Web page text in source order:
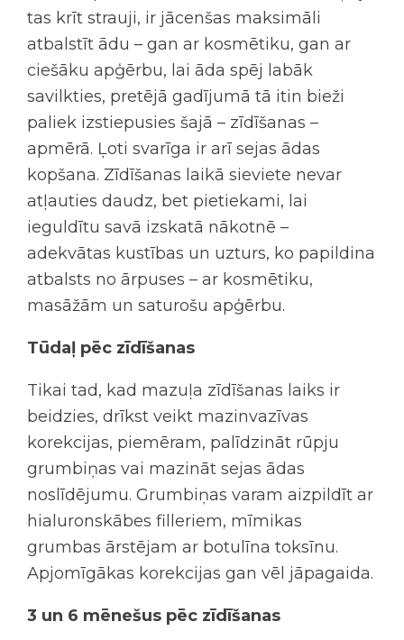
tas krīt strauji, ir jācenšas maksimāli
atbalstīt ādu – gan ar kosmētiku, gan ar
ciešāku apģērbu, lai āda spēj labāk
savilkties, pretējā gadījumā tā itin bieži
paliek izstiepusies šajā – zīdīšanas –
apmērā. Ļoti svarīga ir arī sejas ādas
kopšana. Zīdīšanas laikā sieviete nevar
atļauties daudz, bet pietiekami, lai
ieguldītu savā izskatā nākotnē –
adekvātas kustības un uzturs, ko papildina
atbalsts no ārpuses – ar kosmētiku,
masāžām un saturošu apģērbu.
Tūdaļ pēc zīdīšanas
Tikai tad, kad mazuļa zīdīšanas laiks ir
beidzies, drīkst veikt mazinvazīvas
korekcijas, piemēram, palīdzināt rūpju
grumbiņas vai mazināt sejas ādas
noslīdējumu. Grumbiņas varam aizpildīt ar
hialuronskābes filleriem, mīmikas
grumbas ārstējam ar botulīna toksīnu.
Apjomīgākas korekcijas gan vēl jāpagaida.
3 un 6 mēnešus pēc zīdīšanas